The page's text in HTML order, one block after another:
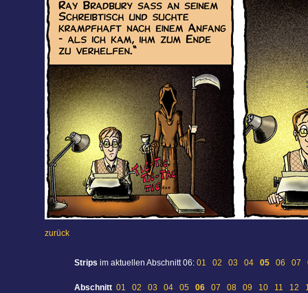
zurück
Strips im aktuellen Abschnitt 06: 01 02 03 04 05 06 07
Abschnitt 01 02 03 04 05 06 07 08 09 10 11 12